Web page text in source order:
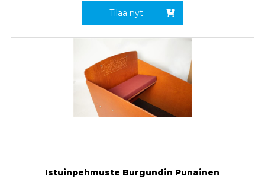
Tilaa nyt
Istuinpehmuste Burgundin Punainen